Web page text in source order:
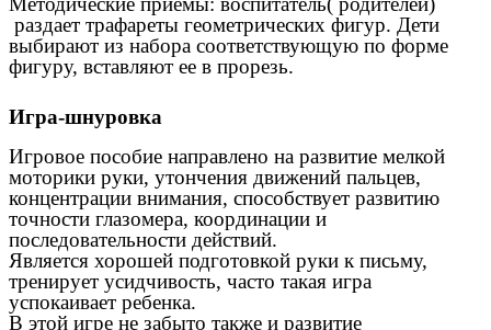
раздает трафареты геометрических фигур. Дети
выбирают из набора соответствующую по форме
фигуру, вставляют ее в прорезь.
Игра-шнуровка
Игровое пособие направлено на развитие мелкой
моторики руки, утончения движений пальцев,
концентрации внимания, способствует развитию
точности глазомера, координации и
последовательности действий.
Является хорошей подготовкой руки к письму,
тренирует усидчивость, часто такая игра
успокаивает ребенка.
В этой игре не забыто также и развитие